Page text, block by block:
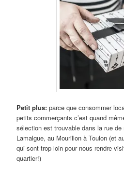
Petit plus: parce que consommer
petits commerçants c’est quand
sélection est trouvable dans la rue de
Lamalgue, au Mourillon à Toulon (et
qui sont trop loin pour nous rendre
quartier!)